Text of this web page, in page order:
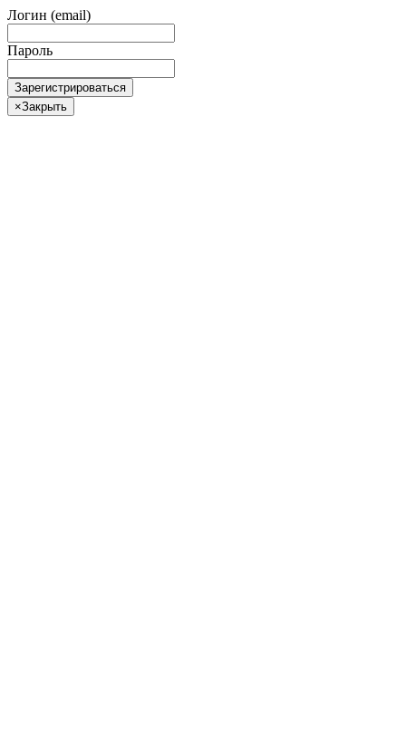
Логин (email)
Пароль
Зарегистрироваться
×Закрыть